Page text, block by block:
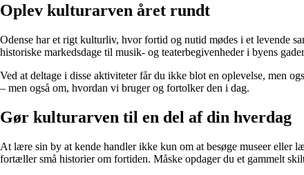
Oplev kulturarven året rundt
Odense har et rigt kulturliv, hvor fortid og nutid mødes i et levende
historiske markedsdage til musik- og teaterbegivenheder i byens
Ved at deltage i disse aktiviteter får du ikke blot en oplevelse, men
– men også om, hvordan vi bruger og fortolker den i dag.
Gør kulturarven til en del af din hverdag
At lære sin by at kende handler ikke kun om at besøge museer eller
fortæller små historier om fortiden. Måske opdager du et gammelt